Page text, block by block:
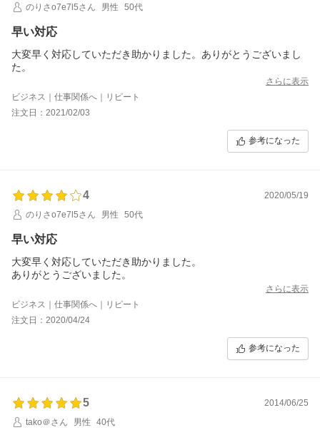
のりさo7e7l5さん 男性 50代
早い対応
大変早く対応していただき助かりました。ありがとうございまし
た。
さらに表示
ビジネス｜仕事関係へ｜リピート
注文日：2021/02/03
参考になった
4
2020/05/19
のりさo7e7l5さん
男性 50代
早い対応
大変早く対応していただき助かりました。
ありがとうございました。
さらに表示
ビジネス｜仕事関係へ｜リピート
注文日：2020/04/24
参考になった
5
2014/06/25
tako＠さん
男性 40代